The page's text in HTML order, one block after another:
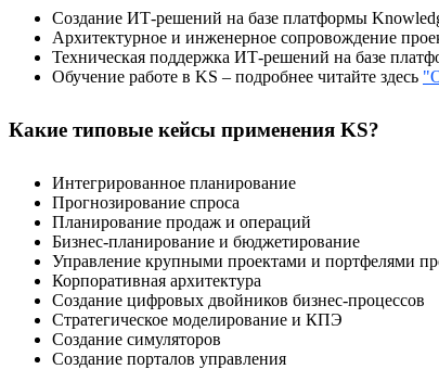
Создание ИТ-решений на базе платформы
Архитектурное и инженерное сопровождение
Техническая поддержка ИТ-решений на базе
Обучение работе в KS – подробнее читайте здесь
Какие типовые кейсы применения KS?
Интегрированное планирование
Прогнозирование спроса
Планирование продаж и операций
Бизнес-планирование и бюджетирование
Управление крупными проектами и портфелями
Корпоративная архитектура
Создание цифровых двойников бизнес-процессов
Стратегическое моделирование и КПЭ
Создание симуляторов
Создание порталов управления